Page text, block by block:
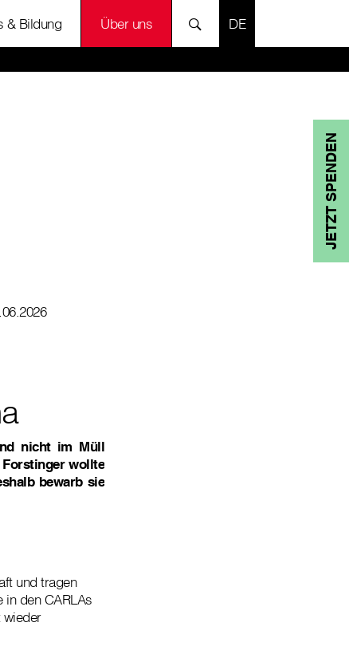
& Bildung Über uns SPRACHE
JETZT SPENDEN
nicht im Müll
Forstinger wollte
bewarb sie
und tragen
in den CARLAs
wieder